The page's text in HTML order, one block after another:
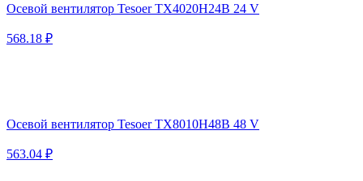
Осевой вентилятор Tesoer TX4020H24B 24 V
568.18 ₽
Осевой вентилятор Tesoer TX8010H48B 48 V
563.04 ₽